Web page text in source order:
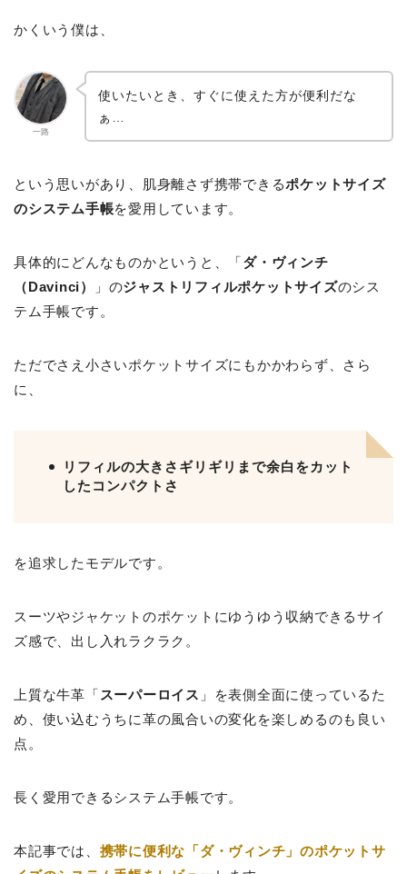
かくいう僕は、
一路
使いたいとき、すぐに使えた方が便利だな
ぁ…
という思いがあり、肌身離さず携帯できるポケットサイズ
のシステム手帳を愛用しています。
具体的にどんなものかというと、「ダ・ヴィンチ
（Davinci）
」のジャストリフィルポケットサイズのシス
テム手帳です。
ただでさえ小さいポケットサイズにもかかわらず、さら
に、
リフィルの大きさギリギリまで余白をカット
したコンパクトさ
を追求したモデルです。
スーツやジャケットのポケットにゆうゆう収納できるサイ
ズ感で、出し入れラクラク。
上質な牛革「 スーパーロイス 」を表側全面に使っているた
め、使い込むうちに革の風合いの変化を楽しめるのも良い
点。
長く愛用できるシステム手帳です。
本記事では、 携帯に便利な「ダ・ヴィンチ」のポケットサ